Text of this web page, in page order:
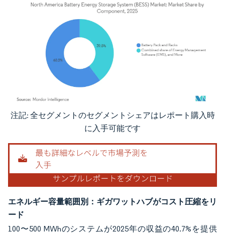
画像 © Mordor Intelligence。再利用にはCC BY 4.0の表示が必要です。
注記: 全セグメントのセグメントシェアはレポート購入時
に入手可能です
エネルギー容量範囲別：ギガワットハブがコスト圧縮をリ
ード
100〜500 MWhのシステムが2025年の収益の40.7%を提供